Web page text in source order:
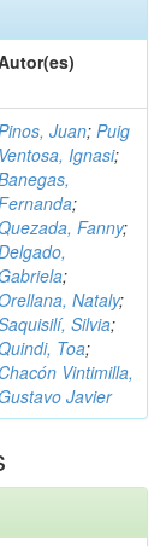
Juan; Puig
Ventosa, Ignasi;
;
Fanny;
Gabriela;
Nataly;
Silvia;
Toa;
Chacón Vintimilla,
Gustavo Javier